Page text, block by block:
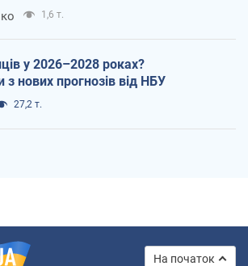
1,6 т.
у 2026–2028 роках?
з нових прогнозів від НБУ
27,2 т.
На початок